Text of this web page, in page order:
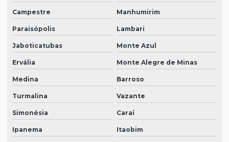
Campestre Manhumirim
Paraisópolis Lambari
Jaboticatubas Monte Azul
Ervália Monte Alegre de Minas
Medina Barroso
Turmalina Vazante
Simonésia Caraí
Ipanema Itaobim